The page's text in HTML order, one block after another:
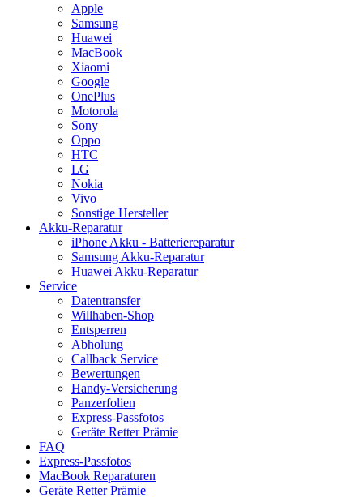
Apple
Samsung
Huawei
MacBook
Xiaomi
Google
OnePlus
Motorola
Sony
Oppo
HTC
LG
Nokia
Vivo
Sonstige Hersteller
Akku-Reparatur
iPhone Akku - Batteriereparatur
Samsung Akku-Reparatur
Huawei Akku-Reparatur
Service
Datentransfer
Willhaben-Shop
Entsperren
Abholung
Callback Service
Bewertungen
Handy-Versicherung
Panzerfolien
Express-Passfotos
Geräte Retter Prämie
FAQ
Express-Passfotos
MacBook Reparaturen
Geräte Retter Prämie